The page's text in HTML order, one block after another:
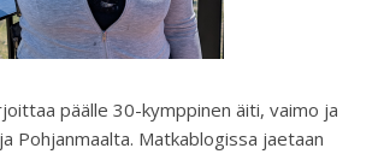
päälle 30-kymppinen äiti, vaimo ja
Pohjanmaalta. Matkablogissa jaetaan